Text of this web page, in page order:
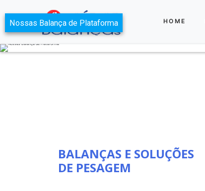
HOME
BALANÇAS E SOLUÇÕES
DE PESAGEM